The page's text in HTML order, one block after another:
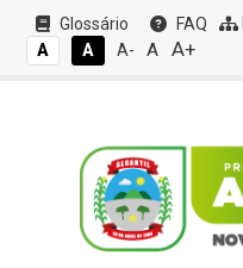
Glossário FAQ
A
A A- A A+